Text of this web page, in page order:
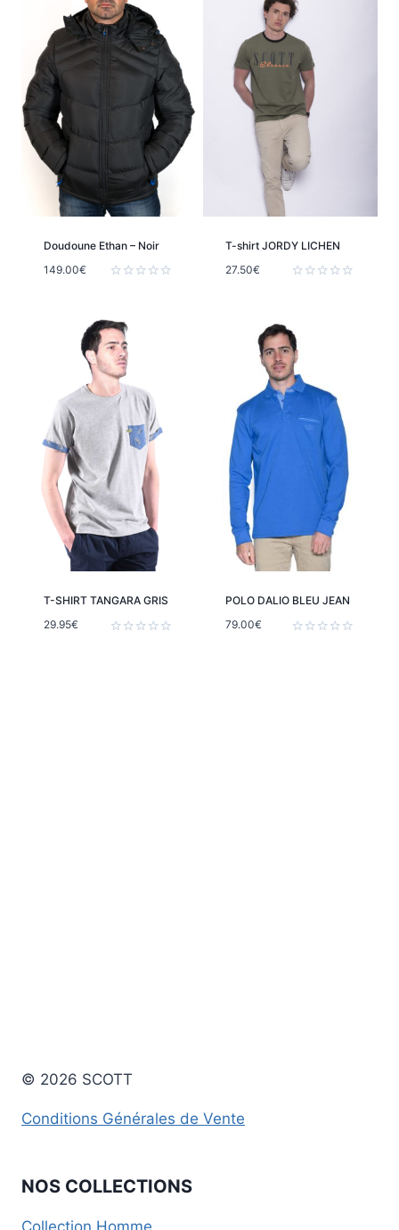
Doudoune Ethan – Noir
5
149.00€
T-shirt JORDY LICHEN
27.50€
T-SHIRT TANGARA GRIS
29.95€
POLO DALIO BLEU JEAN
79.00€
© 2026 SCOTT
Conditions Générales de Vente
NOS COLLECTIONS
Collection Homme